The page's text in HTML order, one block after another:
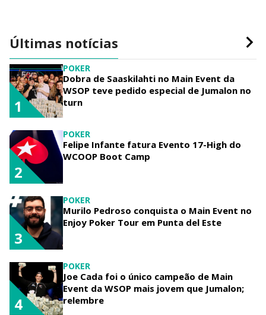
Últimas notícias
POKER
Dobra de Saaskilahti no Main Event da
WSOP teve pedido especial de Jumalon no
turn
1
POKER
Felipe Infante fatura Evento 17-High do
WCOOP Boot Camp
2
POKER
Murilo Pedroso conquista o Main Event no
Enjoy Poker Tour em Punta del Este
3
POKER
Joe Cada foi o único campeão de Main
Event da WSOP mais jovem que Jumalon;
relembre
4